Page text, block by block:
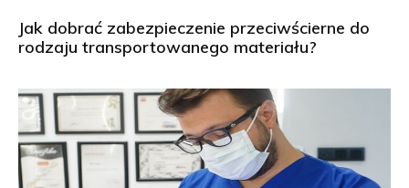
Jak dobrać zabezpieczenie przeciwścierne do
rodzaju transportowanego materiału?